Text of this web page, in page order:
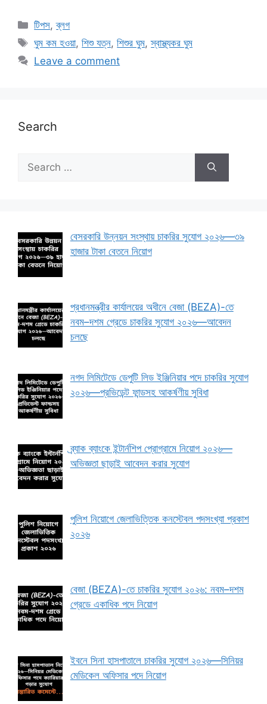
Categories
টিপস,ব্লগ
Tags
ঘুম কম হওয়া,শিশু যত্ন,শিশুর ঘুম,স্বাস্থ্যকর ঘুম
Leave a comment
Search
for:
বেসরকারি উন্নয়ন সংস্থায় চাকরির সুযোগ ২০২৬—৩৯
হাজার টাকা বেতনে নিয়োগ
প্রধানমন্ত্রীর কার্যালয়ের অধীনে বেজা (BEZA)-তে
নবম–দশম গ্রেডে চাকরির সুযোগ ২০২৬—আবেদন
চলছে
নগদ লিমিটেডে ডেপুটি লিড ইঞ্জিনিয়ার পদে চাকরির সুযোগ
২০২৬—প্রভিডেন্ট ফান্ডসহ আকর্ষণীয় সুবিধা
ব্র্যাক ব্যাংকে ইন্টার্নশিপ প্রোগ্রামে নিয়োগ ২০২৬—
অভিজ্ঞতা ছাড়াই আবেদন করার সুযোগ
পুলিশ নিয়োগে জেলাভিত্তিক কনস্টেবল পদসংখ্যা প্রকাশ
২০২৬
বেজা (BEZA)-তে চাকরির সুযোগ ২০২৬: নবম–দশম
গ্রেডে একাধিক পদে নিয়োগ
ইবনে সিনা হাসপাতালে চাকরির সুযোগ ২০২৬—সিনিয়র
মেডিকেল অফিসার পদে নিয়োগ